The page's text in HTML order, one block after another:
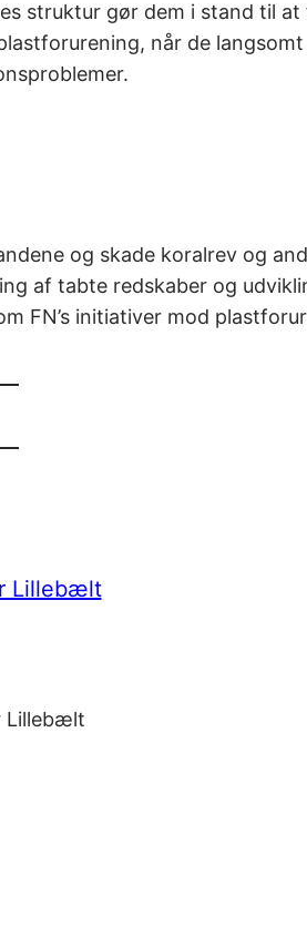
struktur gør dem i stand til
når de
og skade koralrev og
af tabte redskaber og
FN’s initiativer mod
Lillebælt
Lillebælt